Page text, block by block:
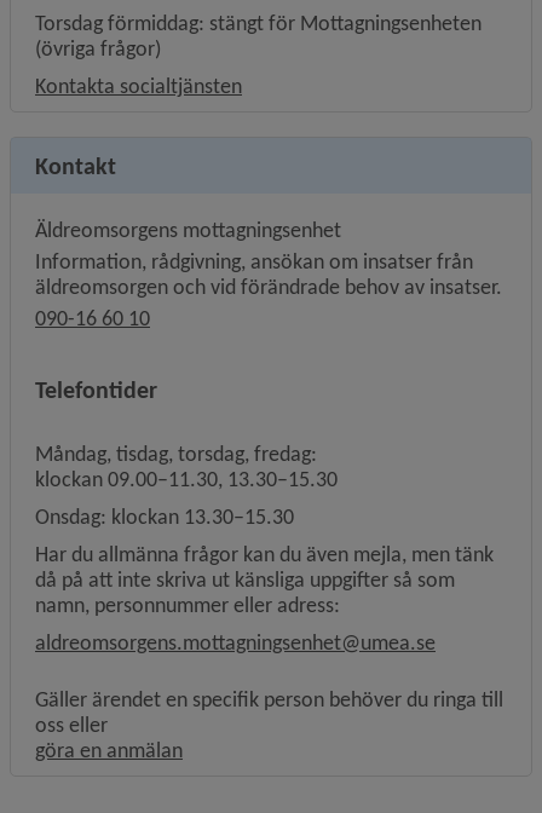
Torsdag förmiddag: stängt för Mottagningsenheten
(övriga frågor)
Kontakta socialtjänsten
Kontakt
Äldreomsorgens mottagningsenhet
Information, rådgivning, ansökan om insatser från
äldreomsorgen och vid förändrade behov av insatser.
090-16 60 10
Telefontider
Måndag, tisdag, torsdag, fredag:
klockan 09.00–11.30, 13.30–15.30
Onsdag: klockan 13.30–15.30
Har du allmänna frågor kan du även mejla, men tänk
då på att inte skriva ut känsliga uppgifter så som
namn, personnummer eller adress:
aldreomsorgens.mottagningsenhet@umea.se
Gäller ärendet en specifik person behöver du ringa till
oss eller
göra en anmälanLänk till annan webbplats, öppnas i nytt